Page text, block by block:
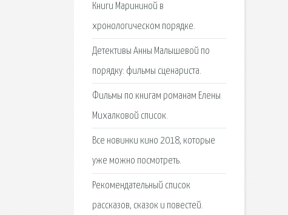
Книги Марининой в
хронологическом порядке.
Детективы Анны Малышевой по
порядку: фильмы сценариста.
Фильмы по книгам романам Елены
Михалковой список.
Все новинки кино 2018, которые
уже можно посмотреть.
Рекомендательный список
рассказов, сказок и повестей.